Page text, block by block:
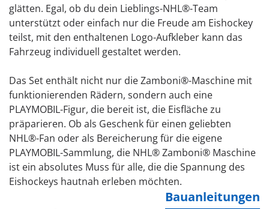
glätten. Egal, ob du dein Lieblings-NHL®-Team
unterstützt oder einfach nur die Freude am Eishockey
teilst, mit den enthaltenen Logo-Aufkleber kann das
Fahrzeug individuell gestaltet werden.
Das Set enthält nicht nur die Zamboni®-Maschine mit
funktionierenden Rädern, sondern auch eine
PLAYMOBIL-Figur, die bereit ist, die Eisfläche zu
präparieren. Ob als Geschenk für einen geliebten
NHL®-Fan oder als Bereicherung für die eigene
PLAYMOBIL-Sammlung, die NHL® Zamboni® Maschine
ist ein absolutes Muss für alle, die die Spannung des
Eishockeys hautnah erleben möchten.
Bauanleitungen